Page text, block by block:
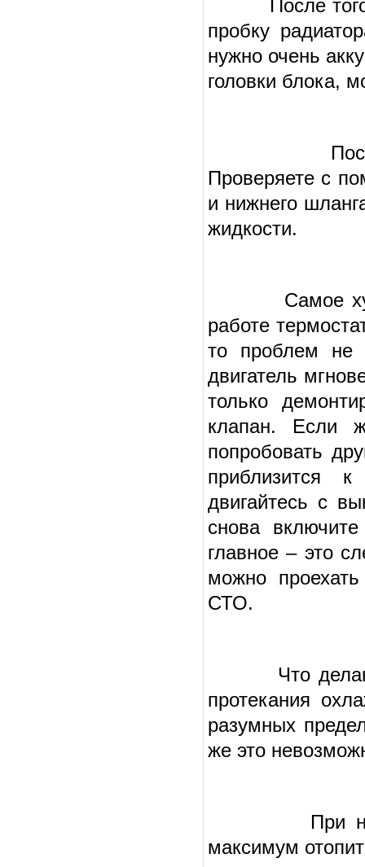
После того,
пробку
нужно очень
головки блока,
После
Проверяете с
и нижнего
жидкости.
Самое
работе
то проблем не
двигатель
только
клапан. Если
попробовать
приблизится
двигайтесь с
снова
главное – это
можно
СТО.
Что делают,
протекания
разумных
же это
При
максимум